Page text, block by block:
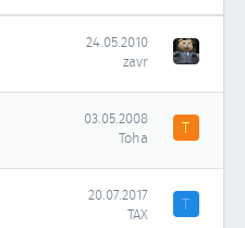
24.05.2010
zavr
03.05.2008
Toha
T
20.07.2017
ТАХ
Т